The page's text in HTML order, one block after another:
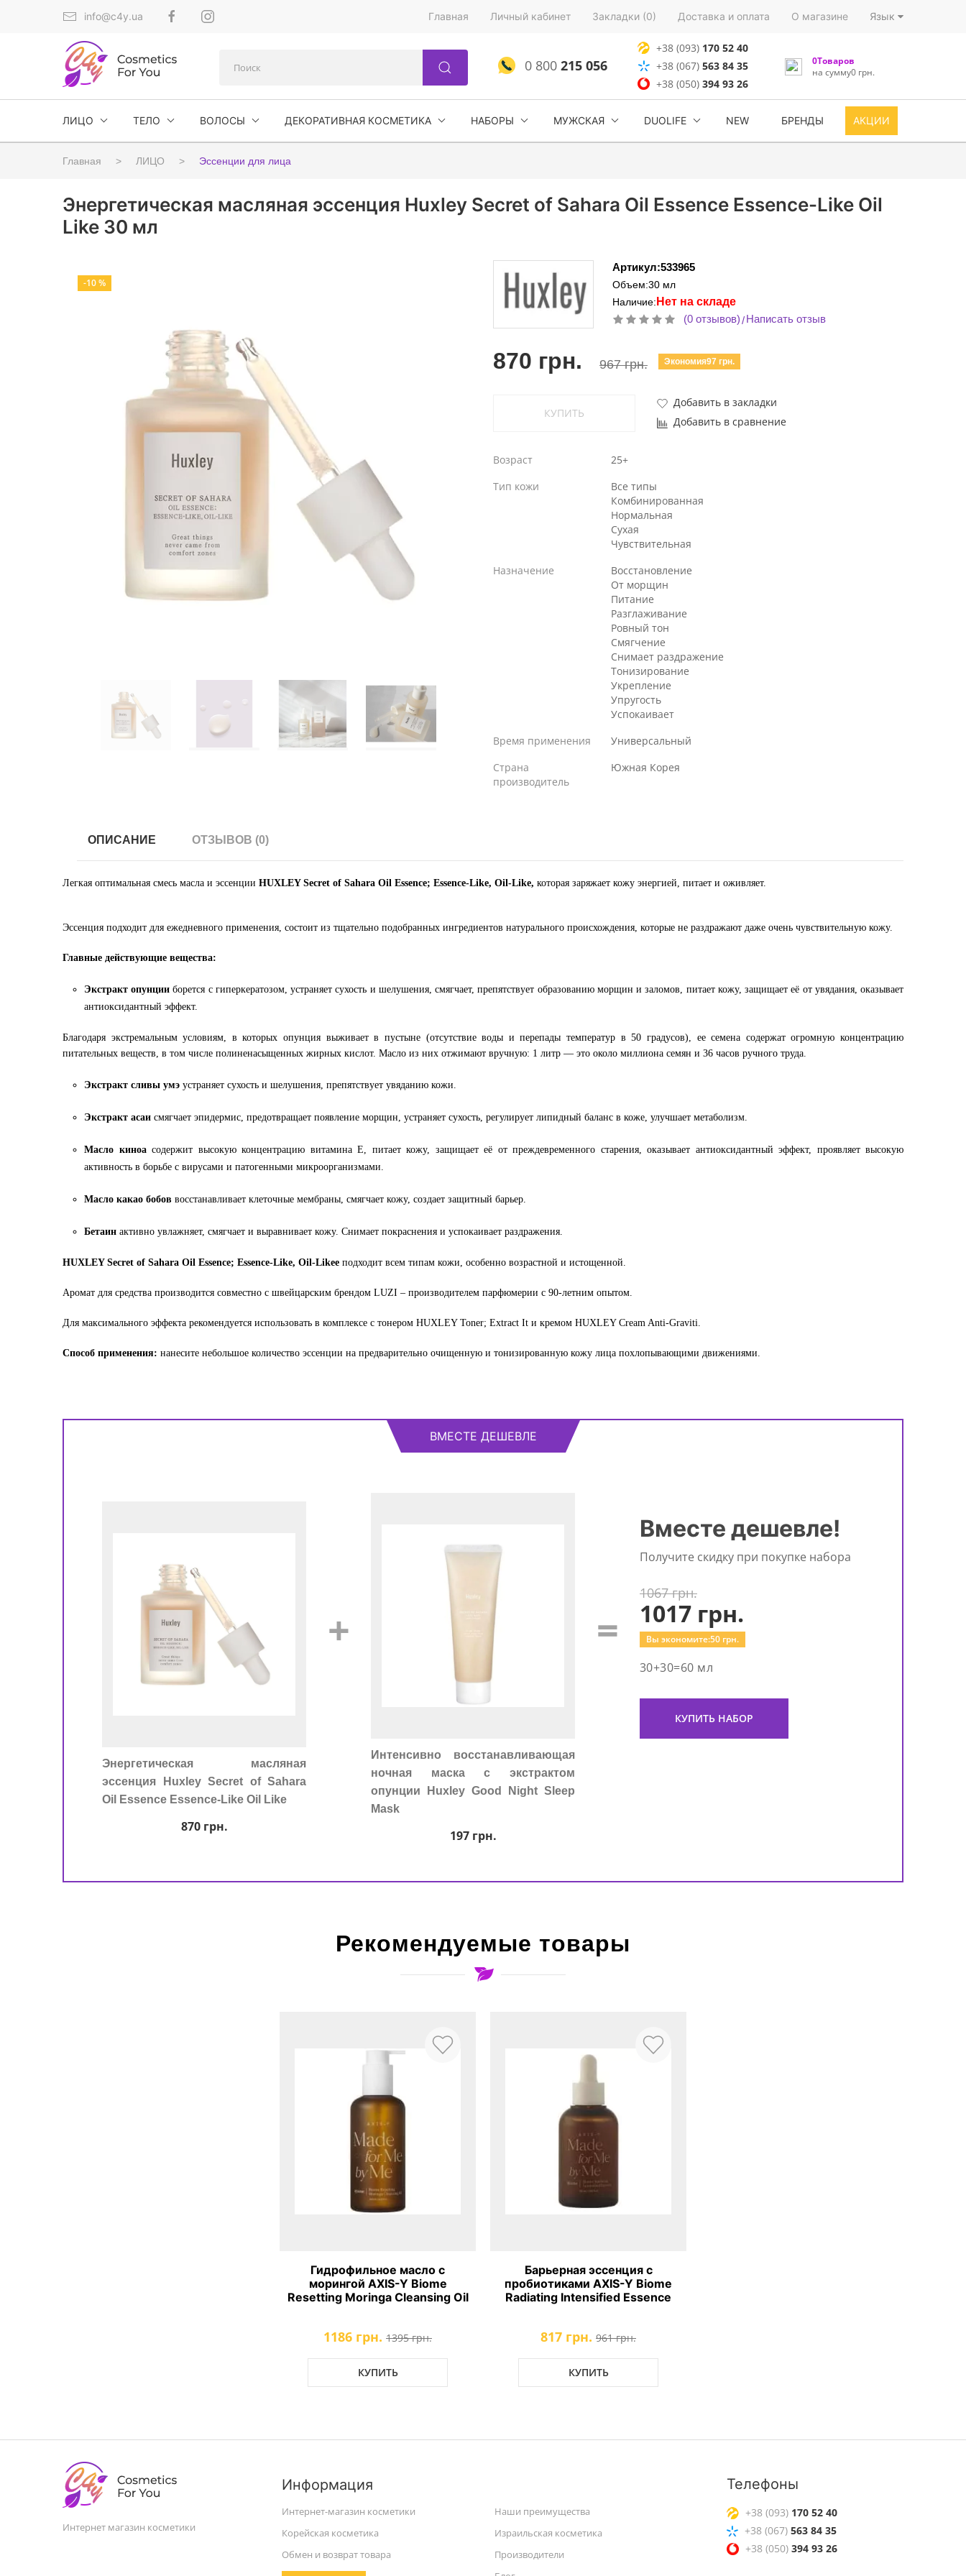
info@c4y.ua Главная Личный кабинет Закладки (0) Доставка и оплата О магазине Язык
0 800215 056
+38 (093) 170 52 40
+38 (067) 563 84 35
+38 (050)394 93 26
0Товаров
на сумму0 грн.
ЛИЦО ТЕЛО ВОЛОСЫ ДЕКОРАТИВНАЯ КОСМЕТИКА НАБОРЫ МУЖСКАЯ DUOLIFE NEW БРЕНДЫ АКЦИИ
Главная ЛИЦО Эссенции для лица
Энергетическая масляная эссенция Huxley Secret of Sahara Oil Essence Essence-Like Oil
Like 30 мл
-10 %
Артикул:533965
Объем:30 мл
Наличие: Нет на складе
(0 отзывов)/Написать отзыв
870 грн. 967 грн. Экономия97 грн.
КУПИТЬ
Добавить в закладки
Добавить в сравнение
Возраст
25+
Тип кожи
Все типы
Комбинированная
Нормальная
Сухая
Чувствительная
Назначение
Восстановление
От морщин
Питание
Разглаживание
Ровный тон
Смягчение
Снимает раздражение
Тонизирование
Укрепление
Упругость
Успокаивает
Время применения
Универсальный
Страна
производитель
Южная Корея
ОПИСАНИЕ ОТЗЫВОВ (0)
Легкая оптимальная смесь масла и эссенции HUXLEY Secret of Sahara Oil Essence; Essence-Like, Oil-Like, которая заряжает кожу энергией, питает и оживляет.
Эссенция подходит для ежедневного применения, состоит из тщательно подобранных ингредиентов натурального происхождения, которые не раздражают даже очень чувствительную кожу.
Главные действующие вещества:
Экстракт опунции борется с гиперкератозом, устраняет сухость и шелушения, смягчает, препятствует образованию морщин и заломов, питает кожу, защищает её от увядания, оказывает
антиоксидантный эффект.
Благодаря экстремальным условиям, в которых опунция выживает в пустыне (отсутствие воды и перепады температур в 50 градусов), ее семена содержат огромную концентрацию
питательных веществ, в том числе полиненасыщенных жирных кислот. Масло из них отжимают вручную: 1 литр — это около миллиона семян и 36 часов ручного труда.
Экстракт сливы умэ устраняет сухость и шелушения, препятствует увяданию кожи.
Экстракт асаи смягчает эпидермис, предотвращает появление морщин, устраняет сухость, регулирует липидный баланс в коже, улучшает метаболизм.
Масло киноасодержит высокую концентрацию витамина Е, питает кожу, защищает её от преждевременного старения, оказывает антиоксидантный эффект, проявляет высокую
активность в борьбе с вирусами и патогенными микроорганизмами.
Масло какао бобов восстанавливает клеточные мембраны, смягчает кожу, создает защитный барьер.
Бетаин активно увлажняет, смягчает и выравнивает кожу. Снимает покраснения и успокаивает раздражения.
HUXLEY Secret of Sahara Oil Essence; Essence-Like, Oil-Likee подходит всем типам кожи, особенно возрастной и истощенной.
Аромат для средства производится совместно с швейцарским брендом LUZI – производителем парфюмерии с 90-летним опытом.
Для максимального эффекта рекомендуется использовать в комплексе с тонером HUXLEY Toner; Extract It и кремом HUXLEY Cream Anti-Graviti.
Способ применения: нанесите небольшое количество эссенции на предварительно очищенную и тонизированную кожу лица похлопывающими движениями.
ВМЕСТЕ ДЕШЕВЛЕ
Энергетическая масляная
эссенция Huxley Secret of Sahara
Oil Essence Essence-Like Oil Like
870грн.
+
Интенсивно восстанавливающая
ночная маска с экстрактом
опунции Huxley Good Night Sleep
Mask
197грн.
=
Вместе дешевле!
Получите скидку при покупке набора
1067 грн.
1017 грн.
Вы экономите:50 грн.
30+30=60 мл
КУПИТЬ НАБОР
Рекомендуемые товары
Гидрофильное масло с
морингой AXIS-Y Biome
Resetting Moringa Cleansing Oil
1186 грн. 1395 грн.
КУПИТЬ
Барьерная эссенция с
пробиотиками AXIS-Y Biome
Radiating Intensified Essence
817 грн. 961 грн.
КУПИТЬ
Интернет магазин косметики
Информация
Интернет-магазин косметики
Наши преимущества
Корейская косметика
Израильская косметика
Обмен и возврат товара
Производители
Телефоны
+38 (093) 170 52 40
+38 (067) 563 84 35
+38 (050) 394 93 26